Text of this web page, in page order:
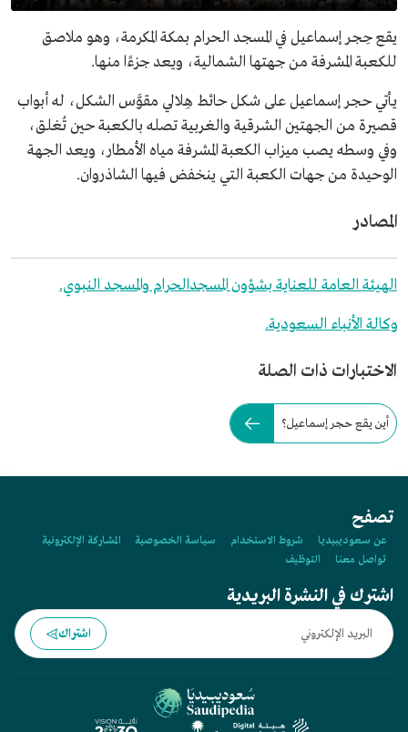
يقع حِجر إسماعيل في المسجد الحرام بمكة المكرمة، وهو ملاصق
للكعبة المشرفة من جهتها الشمالية، ويعد جزءًا منها.
يأتي حجر إسماعيل على شكل حائط هِلالي مقوَّس الشكل، له أبواب
قصيرة من الجهتين الشرقية والغربية تصله بالكعبة حين تُغلق،
وفي وسطه يصب ميزاب الكعبة المشرفة مياه الأمطار، ويعد الجهة
الوحيدة من جهات الكعبة التي ينخفض فيها الشاذروان.
المصادر
الهيئة العامة للعناية بشؤون المسجدالحرام والمسجد النبوي.
وكالة الأنباء السعودية.
الاختبارات ذات الصلة
أين يقع حجر إسماعيل؟
تصفح
عن سعوديبيديا شروط الاستخدام سياسة الخصوصية
المشاركة الإلكترونية
تواصل معنا
التوظيف
اشترك في النشرة البريدية
اشتراك